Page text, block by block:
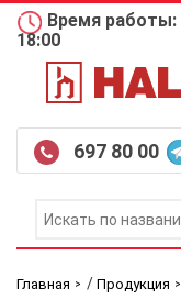
Время работы:
18:00
697 80 00
Главная / Продукция